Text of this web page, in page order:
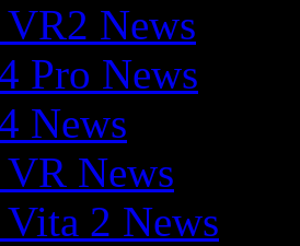
VR2 News
Pro News
News
VR News
Vita 2 News